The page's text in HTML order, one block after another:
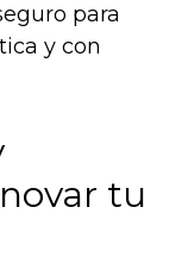
para
y con